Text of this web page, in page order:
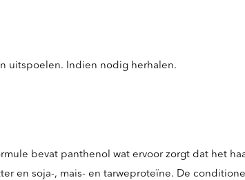
uitspoelen. Indien nodig herhalen.
bevat panthenol wat ervoor zorgt dat het
en soja-, mais- en tarweproteïne. De